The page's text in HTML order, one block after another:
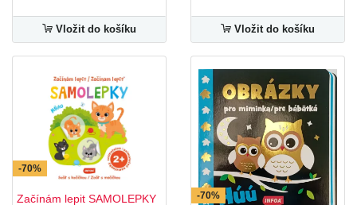
Vložit do košíku Vložit do košíku
-70%
Začínám lepit SAMOLEPKY -70%